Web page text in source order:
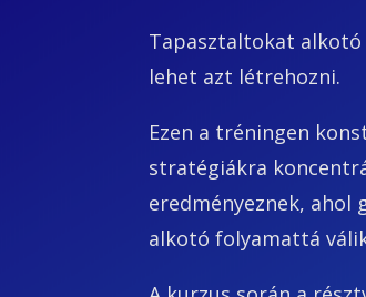
Tapasztaltokat alkotó
lehet azt létrehozni.
Ezen a tréningen
stratégiákra
eredményeznek, ahol
alkotó folyamattá